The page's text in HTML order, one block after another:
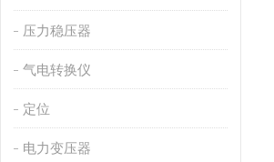
压力稳压器
气电转换仪
定位
电力变压器